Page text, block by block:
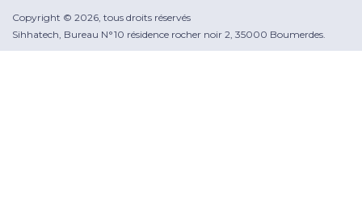
Copyright © 2026, tous droits réservés
Sihhatech, Bureau N°10 résidence rocher noir 2, 35000 Boumerdes.